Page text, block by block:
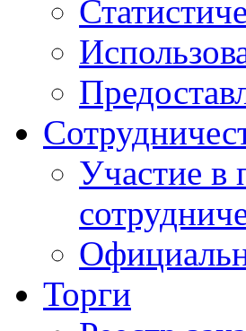
Участие в
Торги